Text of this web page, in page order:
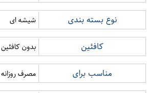
نوع بسته بندی شیشه ای
کافئین بدون کافئین
مناسب برای مصرف